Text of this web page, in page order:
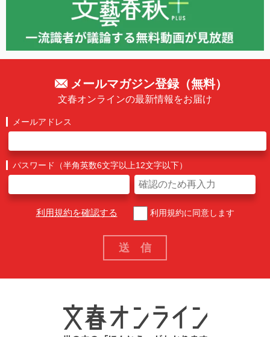
メールマガジン登録（無料）
文春オンラインの最新情報をお届け
メールアドレス
パスワード（半角英数6文字以上12文字以下）
利用規約を確認する 利用規約に同意します